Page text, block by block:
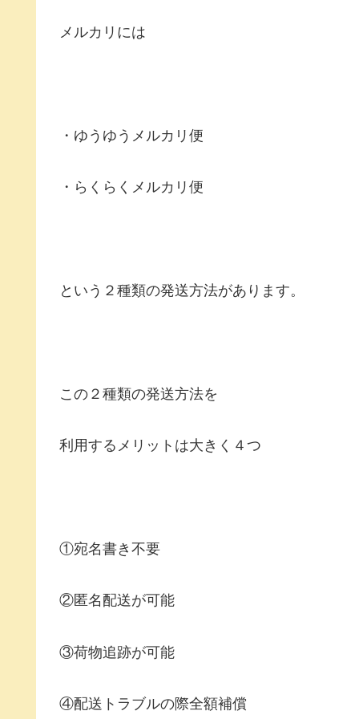
メルカリには
・ゆうゆうメルカリ便
・らくらくメルカリ便
という２種類の発送方法があります。
この２種類の発送方法を
利用するメリットは大きく４つ
①宛名書き不要
②匿名配送が可能
③荷物追跡が可能
④配送トラブルの際全額補償